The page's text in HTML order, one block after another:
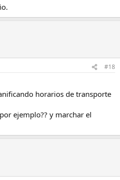
#18
horarios de transporte
ejemplo?? y marchar el